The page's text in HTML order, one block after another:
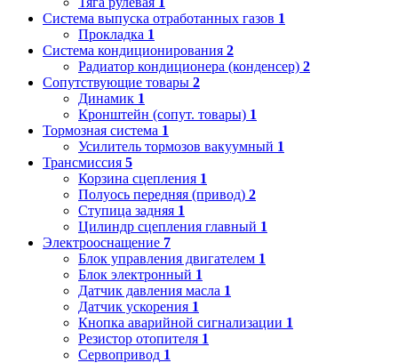
Система выпуска отработанных газов 1
Прокладка 1
Система кондиционирования 2
Радиатор кондиционера (конденсер) 2
Сопутствующие товары 2
Динамик 1
Кронштейн (сопут. товары) 1
Тормозная система 1
Усилитель тормозов вакуумный 1
Трансмиссия 5
Корзина сцепления 1
Полуось передняя (привод) 2
Ступица задняя 1
Цилиндр сцепления главный 1
Электрооснащение 7
Блок управления двигателем 1
Блок электронный 1
Датчик давления масла 1
Датчик ускорения 1
Кнопка аварийной сигнализации 1
Резистор отопителя 1
Сервопривод 1